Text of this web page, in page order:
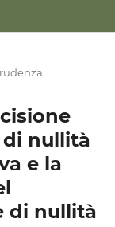
nullità
e la
di nullità